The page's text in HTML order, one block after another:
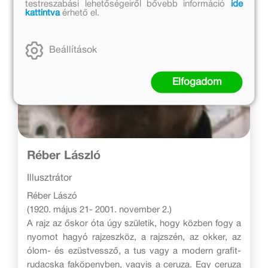
Réber László
Illusztrátor
Réber Lászó
(1920. május 21- 2001. november 2.)
A rajz az őskor óta úgy születik, hogy közben fogy a
nyomot hagyó rajzeszköz, a rajzszén, az okker, az
ólom- és ezüstvessző, a tus vagy a modern grafit-
rudacska faköpenyben, vagyis a ceruza. Egy ceruza
testreszabási lehetőségeiről bővebb információ
ide
kattintvaérhető el.
Beállítások
Elfogadom